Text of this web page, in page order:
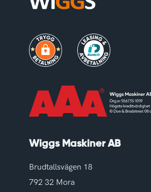
Wiggs Maskiner AB
Brudtallsvägen 18
792 32 Mora